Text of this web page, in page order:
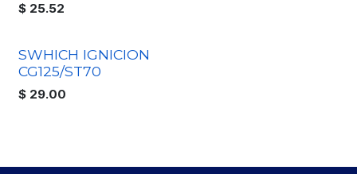
$ 25.52
SWHICH IGNICION
CG125/ST70
$ 29.00